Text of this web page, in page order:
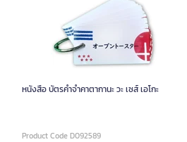
หนังสือ บัตรคำจำคาตากานะ วะ เซส์ เอโกะ
Product Code D092589